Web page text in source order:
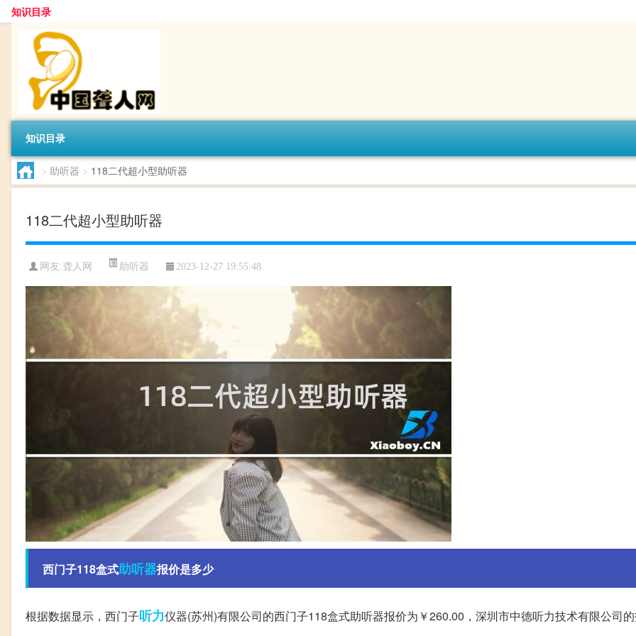
知识目录
知识目录
> 助听器 > 118二代超小型助听器
118二代超小型助听器
网友:聋人网 助听器 2023-12-27 19:55:48
西门子118盒式助听器报价是多少
根据数据显示，西门子听力仪器(苏州)有限公司的西门子118盒式助听器报价为￥260.00，深圳市中德听力技术有限公司